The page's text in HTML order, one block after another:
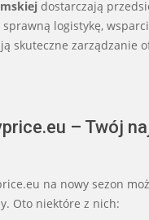
dostarczają
logistykę,
skuteczne zarządzanie
– Twój
na nowy sezon
Oto niektóre z nich: